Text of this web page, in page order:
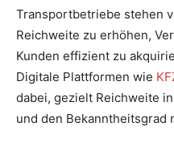
Transportbetriebe stehen
Reichweite zu erhöhen,
Kunden effizient zu
Digitale Plattformen wie
dabei, gezielt Reichweite
und den Bekanntheitsgrad